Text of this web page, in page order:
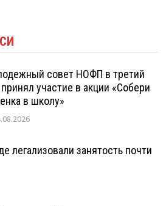
совет НОФП в третий
принял участие в акции «Собери
в школу»
легализовали занятость почти